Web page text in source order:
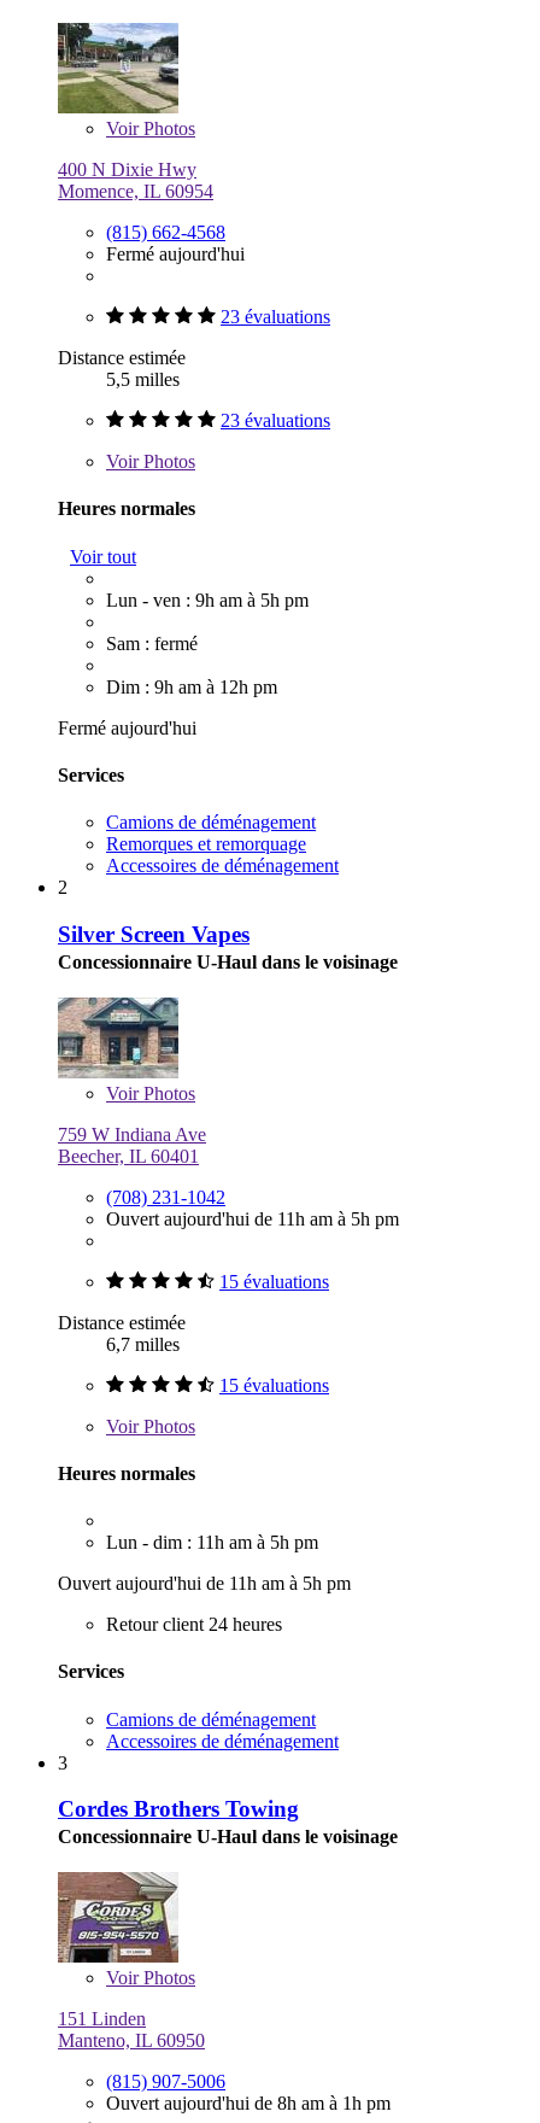
VoirPhotos
400 N Dixie Hwy
Momence, IL 60954
(815) 662-4568
Fermé aujourd'hui
23 évaluations
Distance estimée
5,5 milles
23 évaluations
VoirPhotos
Heures normales
Voir tout
Lun - ven : 9h am à 5h pm
Sam : fermé
Dim : 9h am à 12h pm
Fermé aujourd'hui
Services
Camions de déménagement
Remorques et remorquage
Accessoires de déménagement
2
Silver Screen Vapes
Concessionnaire U-Haul dans le voisinage
VoirPhotos
759 W Indiana Ave
Beecher, IL 60401
(708) 231-1042
Ouvert aujourd'hui de 11h am à 5h pm
15 évaluations
Distance estimée
6,7 milles
15 évaluations
VoirPhotos
Heures normales
Lun - dim : 11h am à 5h pm
Ouvert aujourd'hui de 11h am à 5h pm
Retour client 24 heures
Services
Camions de déménagement
Accessoires de déménagement
3
Cordes Brothers Towing
Concessionnaire U-Haul dans le voisinage
VoirPhotos
151 Linden
Manteno, IL 60950
(815) 907-5006
Ouvert aujourd'hui de 8h am à 1h pm